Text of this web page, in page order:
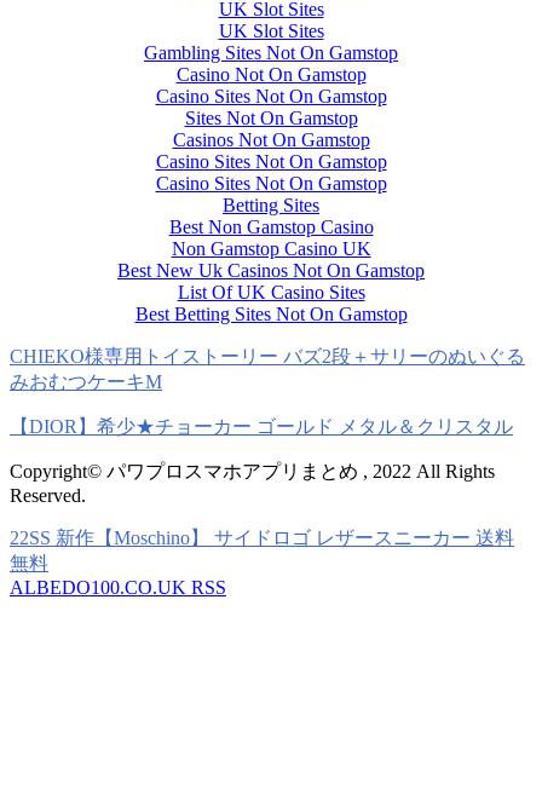
UK Slot Sites
UK Slot Sites
Gambling Sites Not On Gamstop
Casino Not On Gamstop
Casino Sites Not On Gamstop
Sites Not On Gamstop
Casinos Not On Gamstop
Casino Sites Not On Gamstop
Casino Sites Not On Gamstop
Betting Sites
Best Non Gamstop Casino
Non Gamstop Casino UK
Best New Uk Casinos Not On Gamstop
List Of UK Casino Sites
Best Betting Sites Not On Gamstop
CHIEKO様専用トイストーリー バズ2段＋サリーのぬいぐる
みおむつケーキM
【DIOR】希少★チョーカー ゴールド メタル＆クリスタル
Copyright© パワプロスマホアプリまとめ , 2022 All Rights
Reserved.
22SS 新作【Moschino】 サイドロゴ レザースニーカー 送料
無料
ALBEDO100.CO.UK RSS